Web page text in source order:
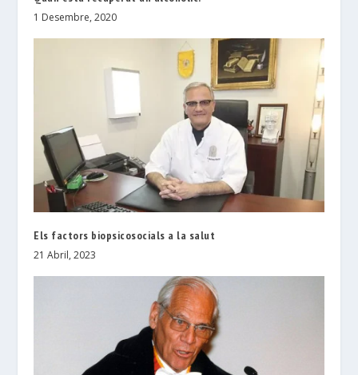
1 Desembre, 2020
Els factors biopsicosocials a la salut
21 Abril, 2023